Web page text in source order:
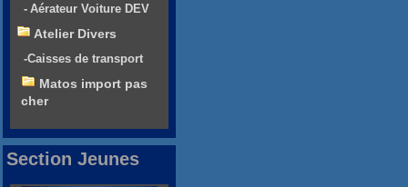
- Aérateur Voiture DEV
Atelier Divers
-Caisses de transport
Matos import pas
cher
Section Jeunes